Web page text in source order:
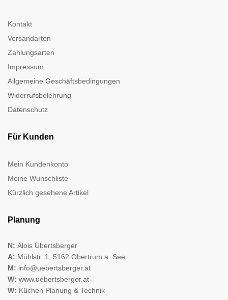
Kontakt
Versandarten
Zahlungsarten
Impressum
Allgemeine Geschäftsbedingungen
Widerrufsbelehrung
Datenschutz
Für Kunden
Mein Kundenkonto
Meine Wunschliste
Kürzlich gesehene Artikel
Planung
N: Alois Übertsberger
A: Mühlstr. 1, 5162 Obertrum a. See
M: info@uebertsberger.at
W: www.uebertsberger.at
W: Küchen Planung & Technik